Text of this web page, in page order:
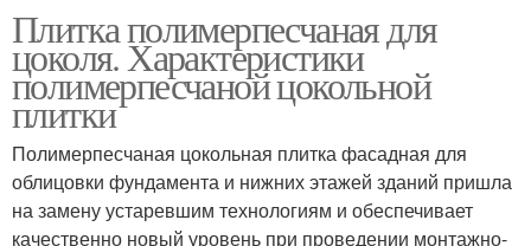
Плитка полимерпесчаная для
цоколя. Характеристики
полимерпесчаной цокольной
плитки
Полимерпесчаная цокольная плитка фасадная для
облицовки фундамента и нижних этажей зданий пришла
на замену устаревшим технологиям и обеспечивает
качественно новый уровень при проведении монтажно-